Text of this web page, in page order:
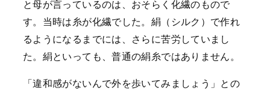
と母が言っているのは、おそらく化繊のもので
す。当時は糸が化繊でした。絹（シルク）で作れ
るようになるまでには、さらに苦労していまし
た。絹といっても、普通の絹糸ではありません。
「違和感がないんで外を歩いてみましょう」との